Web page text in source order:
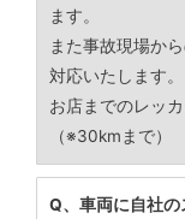
ます。
また事故現場か
対応いたします。
お店までのレッ
（※30kmまで）
Q、車両に自社の